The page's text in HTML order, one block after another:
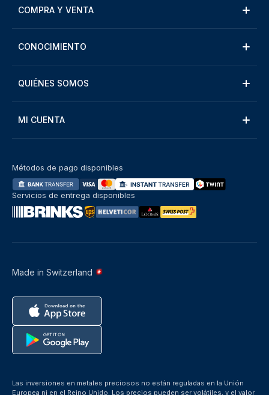
COMPRA Y VENTA
CONOCIMIENTO
QUIÉNES SOMOS
MI CUENTA
Made in Switzerland
Métodos de pago disponibles
Servicios de entrega disponibles
Las inversiones en metales preciosos no están reguladas en la Unión
Europea ni en el Reino Unido. Los precios pueden ser volátiles, y el valor